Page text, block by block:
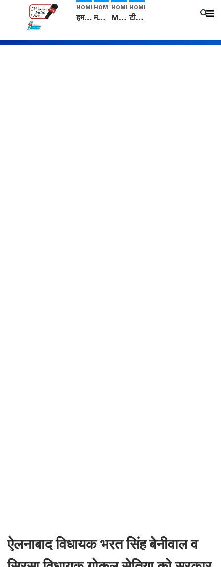
HOME
हम सनातनी..." सांसद kangana Ranaut से क्या बोली लड़की? Viral Jantar-Mantar | CJP protest
HOME
मनीषा हत्याकांड: हत्या, आत्महत्या या कोई बड़ा राज? | Full Story | Josh Haryana
HOME
Mangalsutra: हिंदू धर्म में शादी के बाद मंगलसूत्र क्यों पहनती है महिलाएं, किसने शुरु की ये परंपरा
HOME
टीम बीकेई ने एग्रीकल्चर ग्रेड की यूरिया खाद गट्टों में बदलकर टेक्निकल ग्रेड में बेचने वालों पर करवाई कार्रवाई: लखविंदर सिंह औलख
ऐलनाबाद विधायक भरत सिंह बेनीवाल व